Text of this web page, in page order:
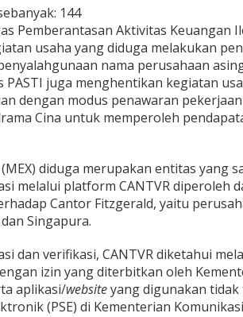
144
Pemberantasan Aktivitas Keuangan
usaha yang diduga melakukan
nama perusahaan
PASTI juga menghentikan kegiatan
dengan modus penawaran
Cina untuk memperoleh
diduga merupakan entitas yang
melalui platform CANTVR diperoleh
Cantor Fitzgerald, yaitu
Singapura.
dan verifikasi, CANTVR diketahui
izin yang diterbitkan oleh
aplikasi/websiteyang digunakan tidak
(PSE) di Kementerian